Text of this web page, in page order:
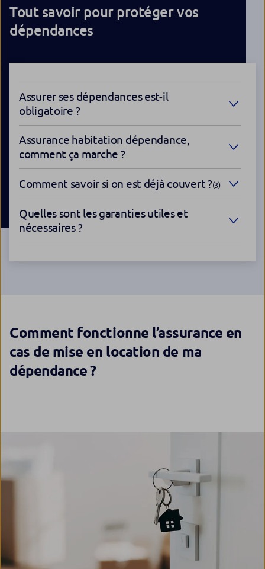
Tout savoir pour protéger vos
dépendances
Assurer ses dépendances est-il
obligatoire ?
Assurance habitation dépendance,
comment ça marche ?
Comment savoir si on est déjà couvert ?(3)
Quelles sont les garanties utiles et
nécessaires ?
Comment fonctionne l’assurance en
cas de mise en location de ma
dépendance ?